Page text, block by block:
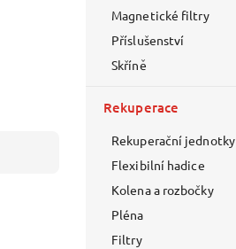
Magnetické filtry
Příslušenství
Skříně
Rekuperace
Rekuperační jednotky
Flexibilní hadice
Kolena a rozbočky
Pléna
Filtry